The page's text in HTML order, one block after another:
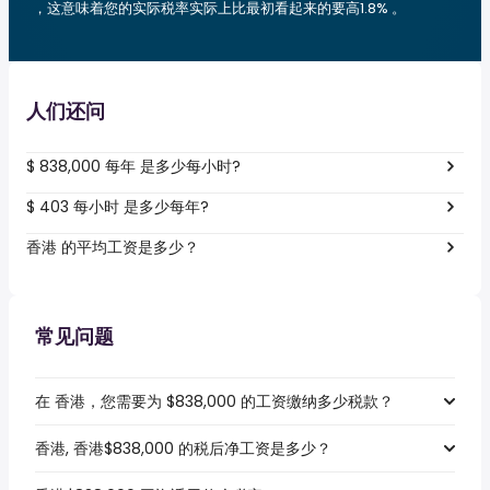
，这意味着您的实际税率实际上比最初看起来的要高1.8% 。
人们还问
$ 838,000 每年 是多少每小时?
$ 403 每小时 是多少每年?
香港 的平均工资是多少？
常见问题
在 香港，您需要为 $838,000 的工资缴纳多少税款？
香港, 香港$838,000 的税后净工资是多少？